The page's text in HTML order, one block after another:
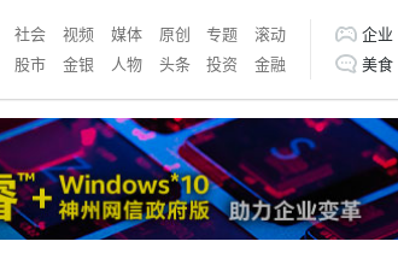
社会 视频 媒体 原创 专题
滚动
股市 金银 人物 头条 投资 金融
企业
美食